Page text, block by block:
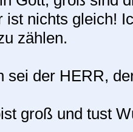
ist nichts gleich!
zählen.
sei der HERR,
groß und tust